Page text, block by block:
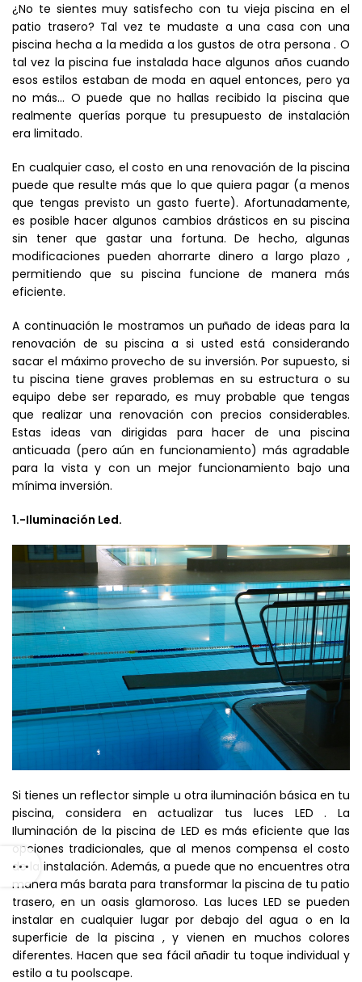
¿No te sientes muy satisfecho con tu vieja piscina en el
patio trasero? Tal vez te mudaste a una casa con una
piscina hecha a la medida a los gustos de otra persona . O
tal vez la piscina fue instalada hace algunos años cuando
esos estilos estaban de moda en aquel entonces, pero ya
no más… O puede que no hallas recibido la piscina que
realmente querías porque tu presupuesto de instalación
era limitado.
En cualquier caso, el costo en una renovación de la piscina
puede que resulte más que lo que quiera pagar (a menos
que tengas previsto un gasto fuerte). Afortunadamente,
es posible hacer algunos cambios drásticos en su piscina
sin tener que gastar una fortuna. De hecho, algunas
modificaciones pueden ahorrarte dinero a largo plazo ,
permitiendo que su piscina funcione de manera más
eficiente.
A continuación le mostramos un puñado de ideas para la
renovación de su piscina a si usted está considerando
sacar el máximo provecho de su inversión. Por supuesto, si
tu piscina tiene graves problemas en su estructura o su
equipo debe ser reparado, es muy probable que tengas
que realizar una renovación con precios considerables.
Estas ideas van dirigidas para hacer de una piscina
anticuada (pero aún en funcionamiento) más agradable
para la vista y con un mejor funcionamiento bajo una
mínima inversión.
1.-Iluminación Led.
Si tienes un reflector simple u otra iluminación básica en tu
piscina, considera en actualizar tus luces LED . La
Iluminación de la piscina de LED es más eficiente que las
opciones tradicionales, que al menos compensa el costo
de la instalación. Además, a puede que no encuentres otra
manera más barata para transformar la piscina de tu patio
trasero, en un oasis glamoroso. Las luces LED se pueden
instalar en cualquier lugar por debajo del agua o en la
superficie de la piscina , y vienen en muchos colores
diferentes. Hacen que sea fácil añadir tu toque individual y
estilo a tu poolscape.